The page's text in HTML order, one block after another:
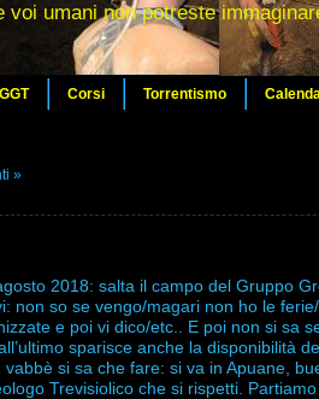
voi umani non potreste
Corsi Torrentismo
»
2018: salta il campo del Gruppo
non so se vengo/magari non ho le
e poi vi dico/etc.. E poi non si sa
sparisce anche la disponibilità
vabbè si sa che fare: si va in Apuane,
Trevisiolico che si rispetti.